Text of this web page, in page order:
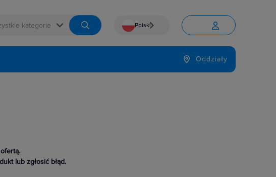
 Polski
Język

Oddziały
lub zgłosić błąd.